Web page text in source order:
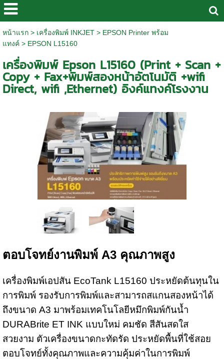
หน้าแรก> เครื่องพิมพ์ INKJET> EPSON Printer พร้อม
แทงค์> EPSON L15160
เครื่องพิมพ์ Epson L15160 (Print + Scan +
Copy + Fax+พิมพ์สองหน้าอัตโนมัติ +wifi
Direct, wifi ,Ethernet) อิงค์แทงค์โรงงาน
ตอบโจทย์งานพิมพ์ A3 คุณภาพสูง
เครื่องพิมพ์เอปสัน EcoTank L15160 ประหยัดต้นทุนใน
การพิมพ์ รองรับการพิมพ์และสามารถสแกนสองหน้าได้
ถึงขนาด A3 มาพร้อมเทคโนโลยีหมึกพิมพ์กันน้ำ
DURABrite ET INK แบบใหม่ คมชัด สีสันสดใส
สวยงาม ตัวเครื่องขนาดกะทัดรัด ประหยัดพื้นที่ใช้สอย
ตอบโจทย์ทั้งคุณภาพและความคุ้มค่าในการพิมพ์